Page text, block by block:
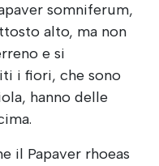
somniferum,
alto, ma non
e si
i fiori, che sono
hanno delle
il Papaver rhoeas